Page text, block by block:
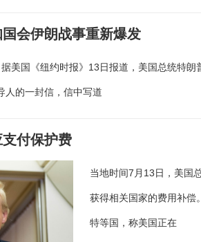
会伊朗战事重新爆发
美国《纽约时报》13日报道，美国总统特
人的一封信，信中写道
付保护费
当地时间7月13日，美国
获得相关国家的费用补偿
特等国，称美国正在